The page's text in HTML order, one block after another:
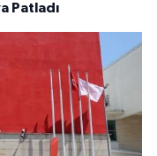
Patladı